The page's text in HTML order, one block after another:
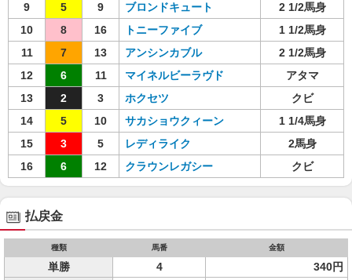
9
5 9 ブロンドキュート
2 1/2馬身
10
8 16 トニーファイブ
1 1/2馬身
11
7 13 アンシンカブル
2 1/2馬身
12
6 11 マイネルビーラヴド
アタマ
13
2 3 ホクセツ
クビ
14
5 10 サカショウクィーン
1 1/4馬身
15
3 5 レディライク
2馬身
16
6 12 クラウンレガシー クビ
払戻金
種類 馬番 金額
単勝 4 340円